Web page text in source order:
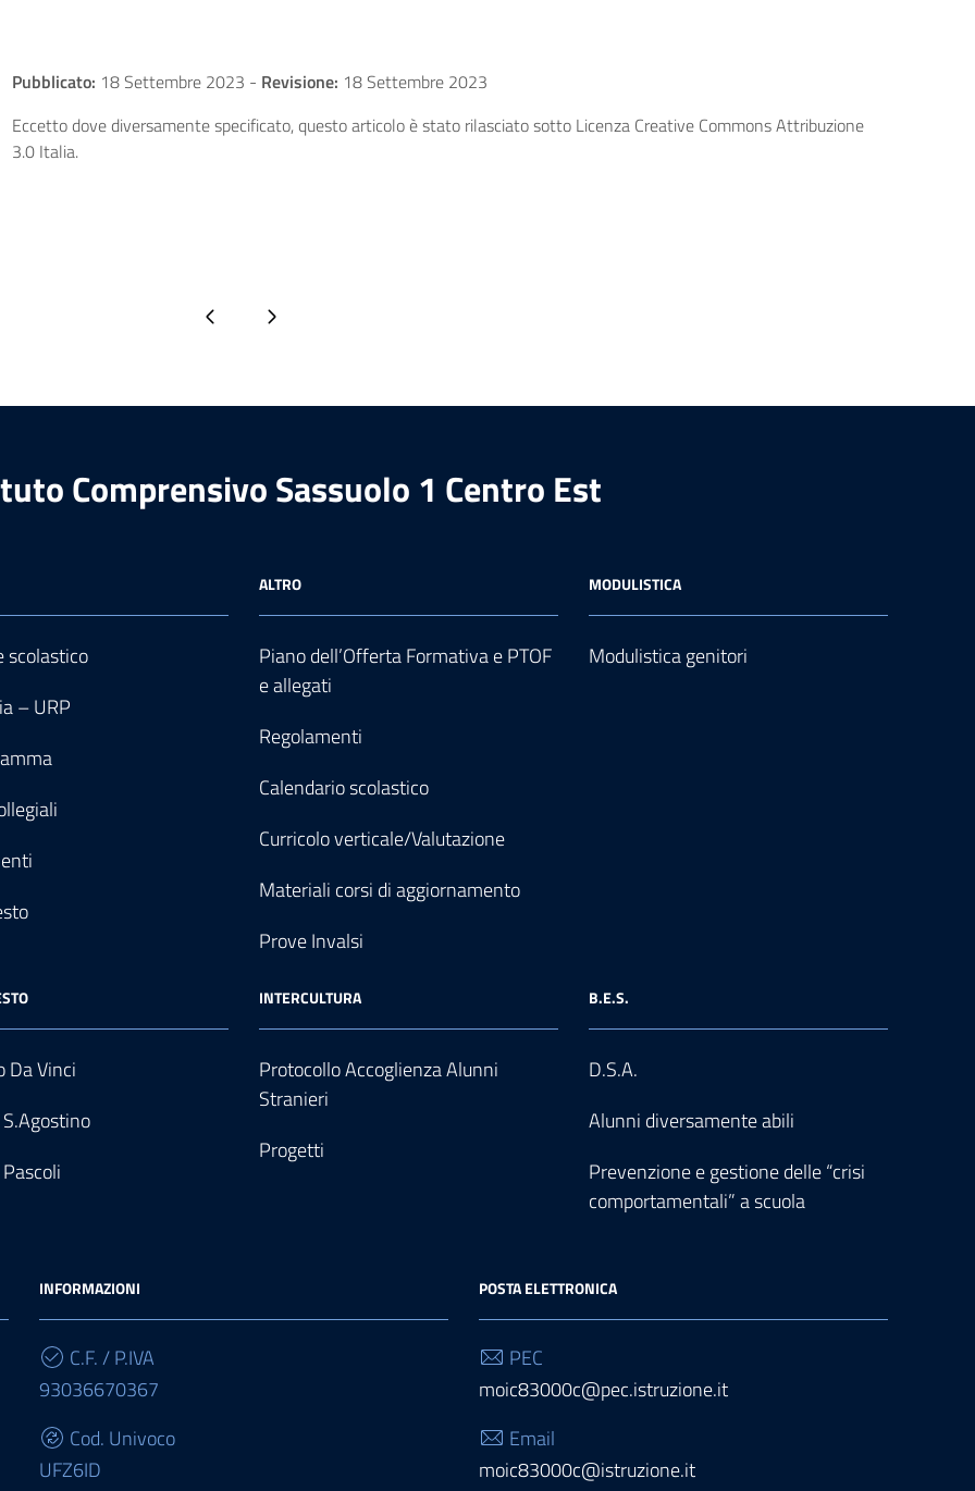
Pubblicato: 18 Settembre 2023 - Revisione: 18 Settembre 2023
Eccetto dove diversamente specificato, questo articolo è stato rilasciato sotto Licenza Creative Commons Attribuzione
3.0 Italia.
Pagina precedentePagina successiva
Comprensivo Sassuolo 1 Centro Est
scolastico
– URP
ALTRO
Piano dell’Offerta Formativa e PTOF
e allegati
Regolamenti
Calendario scolastico
Curricolo verticale/Valutazione
Materiali corsi di aggiornamento
Prove Invalsi
MODULISTICA
Modulistica genitori
Da Vinci
INTERCULTURA
Protocollo Accoglienza Alunni
Stranieri
Progetti
B.E.S.
D.S.A.
Alunni diversamente abili
Prevenzione e gestione delle “crisi
comportamentali” a scuola
INFORMAZIONI
C.F. / P.IVA
93036670367
Cod. Univoco
UFZ6ID
POSTA ELETTRONICA
PEC
moic83000c@pec.istruzione.it
Email
moic83000c@istruzione.it